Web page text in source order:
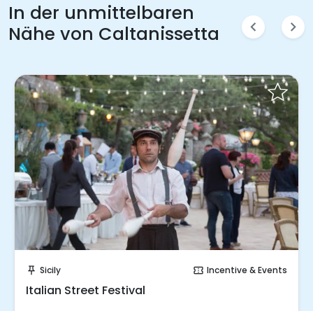
In der unmittelbaren
Nähe von Caltanissetta
chevron_left chevron_right
push_pin Sicily confirmation_number Incentive & Events
Italian Street Festival